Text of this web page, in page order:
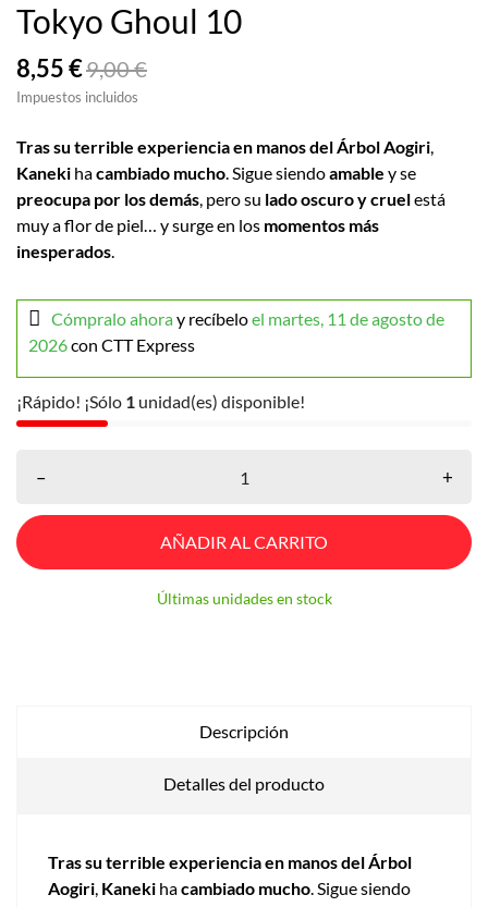
Tokyo Ghoul 10
8,55 €9,00 €
Impuestos incluidos
Tras su terrible experiencia en manos del Árbol Aogiri,
Kaneki hacambiado mucho. Sigue siendoamable y se
preocupa por los demás, pero su lado oscuro y cruelestá
muy a flor de piel… y surge en los momentos más
inesperados.
Cómpralo ahoray recíbeloel martes, 11 de agosto de
2026con CTT Express
¡Rápido! ¡Sólo 1 unidad(es) disponible!
– +
AÑADIR AL CARRITO
Últimas unidades en stock
Descripción
Detalles del producto
Tras su terrible experiencia en manos del Árbol
Aogiri, Kaneki hacambiado mucho. Sigue siendo